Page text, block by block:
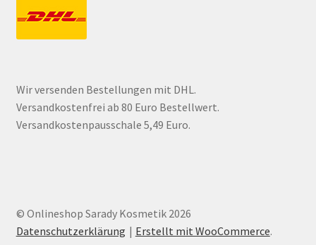
Wir versenden Bestellungen mit DHL.
Versandkostenfrei ab 80 Euro Bestellwert.
Versandkostenpausschale 5,49 Euro.
© Onlineshop Sarady Kosmetik 2026
Datenschutzerklärung
Erstellt mit WooCommerce.